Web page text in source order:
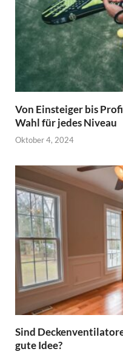
Von Einsteiger bis
Wahl für jedes Niveau
Oktober 4, 2024
Sind
gute Idee?